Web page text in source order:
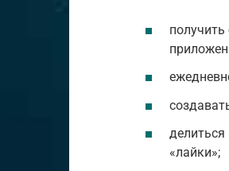
«лайки»;